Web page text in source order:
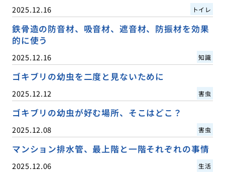
2025.12.16 トイレ
鉄骨造の防音材、吸音材、遮音材、防振材を効果
的に使う
2025.12.16 知識
ゴキブリの幼虫を二度と見ないために
2025.12.12 害虫
ゴキブリの幼虫が好む場所、そこはどこ？
2025.12.08 害虫
マンション排水管、最上階と一階それぞれの事情
2025.12.06 生活